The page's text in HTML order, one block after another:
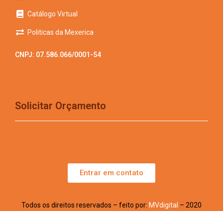
Catálogo Virtual
Politicas da Mexerica
CNPJ: 07.586.066/0001-54
Solicitar Orçamento
Entrar em contato
Todos os direitos reservados – feito por: MVdigital – 2020